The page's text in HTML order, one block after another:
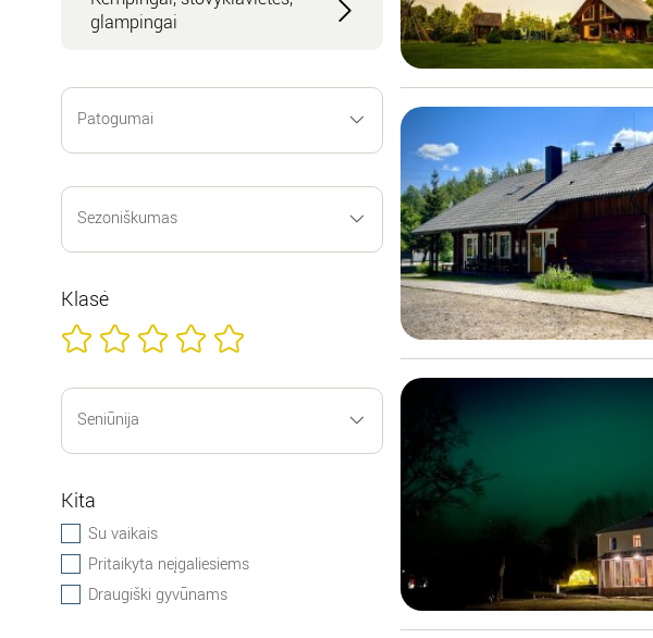
glampingai
Klasė
Kita
Su vaikais
Pritaikyta neįgaliesiems
Draugiški gyvūnams